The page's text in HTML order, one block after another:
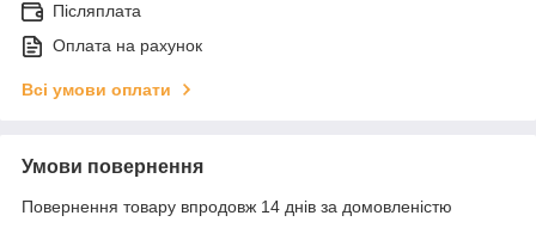
Післяплата
Оплата на рахунок
Всі умови оплати
Умови повернення
Повернення товару впродовж 14 днів за домовленістю